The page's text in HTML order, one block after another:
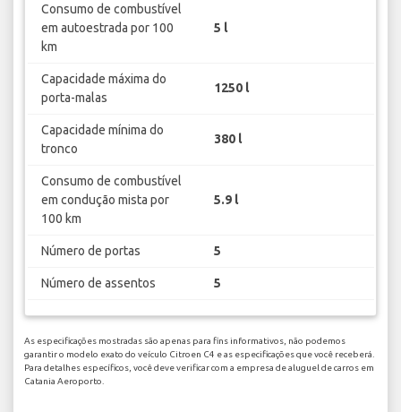
Consumo de combustível
em autoestrada por 100
km
5 l
Capacidade máxima do
porta-malas
1250 l
Capacidade mínima do
tronco
380 l
Consumo de combustível
em condução mista por
100 km
5.9 l
Número de portas 5
Número de assentos 5
As especificações mostradas são apenas para fins informativos, não podemos
garantir o modelo exato do veículo Citroen C4 e as especificações que você receberá.
Para detalhes específicos, você deve verificar com a empresa de aluguel de carros em
Catania Aeroporto.